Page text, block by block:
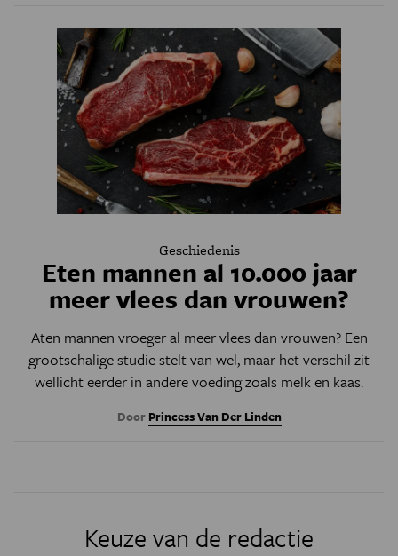
Geschiedenis
Eten mannen al 10.000 jaar
meer vlees dan vrouwen?
Aten mannen vroeger al meer vlees dan vrouwen? Een
grootschalige studie stelt van wel, maar het verschil zit
wellicht eerder in andere voeding zoals melk en kaas.
Door Princess Van Der Linden
Keuze van de redactie